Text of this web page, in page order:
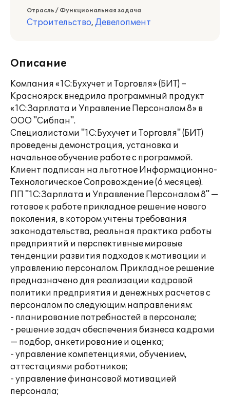
Отрасль / Функциональная задача
Строительство, Девелопмент
Описание
Компания «1С:Бухучет и Торговля» (БИТ) –
Красноярск внедрила программный продукт
«1С:Зарплата и Управление Персоналом 8» в
ООО "Сибпан".
Специалистами "1С:Бухучет и Торговля" (БИТ)
проведены демонстрация, установка и
начальное обучение работе с программой.
Клиент подписан на льготное Информационно-
Технологическое Сопровождение (6 месяцев).
ПП "1С:Зарплата и Управление Персоналом 8" —
готовое к работе прикладное решение нового
поколения, в котором учтены требования
законодательства, реальная практика работы
предприятий и перспективные мировые
тенденции развития подходов к мотивации и
управлению персоналом. Прикладное решение
предназначено для реализации кадровой
политики предприятия и денежных расчетов с
персоналом по следующим направлениям:
- планирование потребностей в персонале;
- решение задач обеспечения бизнеса кадрами
— подбор, анкетирование и оценка;
- управление компетенциями, обучением,
аттестациями работников;
- управление финансовой мотивацией
персонала;